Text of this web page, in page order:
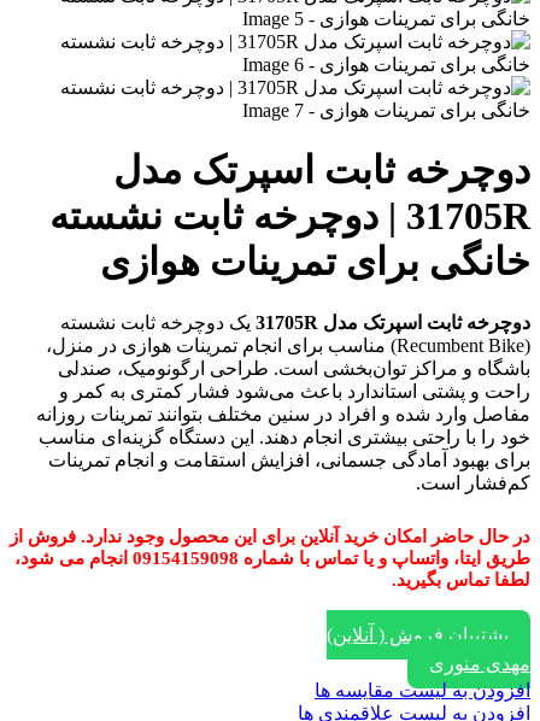
دوچرخه ثابت اسپرتک مدل
31705R | دوچرخه ثابت نشسته
خانگی برای تمرینات هوازی
دوچرخه ثابت اسپرتک مدل 31705R
یک دوچرخه ثابت نشسته
(Recumbent Bike) مناسب برای انجام تمرینات هوازی در منزل،
باشگاه و مراکز توان‌بخشی است. طراحی ارگونومیک، صندلی
راحت و پشتی استاندارد باعث می‌شود فشار کمتری به کمر و
مفاصل وارد شده و افراد در سنین مختلف بتوانند تمرینات روزانه
خود را با راحتی بیشتری انجام دهند. این دستگاه گزینه‌ای مناسب
برای بهبود آمادگی جسمانی، افزایش استقامت و انجام تمرینات
کم‌فشار است.
در حال حاضر امکان خرید آنلاین برای این محصول وجود ندارد. فروش از
طریق ایتا، واتساپ و یا تماس با شماره 09154159098 انجام می شود،
لطفا تماس بگیرید.
پشتیبان فروش ( آنلاین)
مهدی منوری
افزودن به لیست مقایسه ها
افزودن به لیست علاقمندی ها